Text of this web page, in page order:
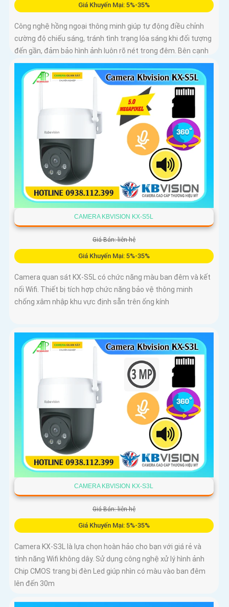
Giá Khuyến Mại: 5%-35%
Công nghệ hồng ngoại thông minh giúp tự động điều chỉnh
cường độ chiếu sáng, tránh tình trạng lóa sáng khi đối tượng
đến gần, đảm bảo hình ảnh luôn rõ nét trong đêm. Bên cạnh
đó, công nghệ giảm nhiễu 3DNR và chống ngược sáng DWDR
giúp camera tái tạo màu sắc chính xác và rõ ràng trong mọi
điều kiện ánh sáng phức tạp như ngược sáng mạnh hay
CAMERA KBVISION KX-S5L
Giá Bán: liên hệ
Giá Khuyến Mại: 5%-35%
Camera quan sát KX-S5L có chức năng màu ban đêm và kết
nối Wifi. Thiết bị tích hợp chức năng bảo vệ thông minh
chống xâm nhập khu vực định sẵn trên ống kính
CAMERA KBVISION KX-S3L
Giá Bán: liên hệ
Giá Khuyến Mại: 5%-35%
Camera KX-S3L là lựa chọn hoàn hảo cho bạn với giá rẻ và
tính năng Wifi không dây. Sử dụng công nghệ xử lý hình ảnh
Chip CMOS trang bị đèn Led giúp nhìn có màu vào ban đêm
lên đến 30m